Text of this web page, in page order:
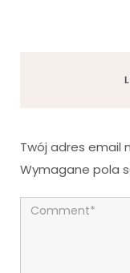
Twój adres email
Wymagane pola